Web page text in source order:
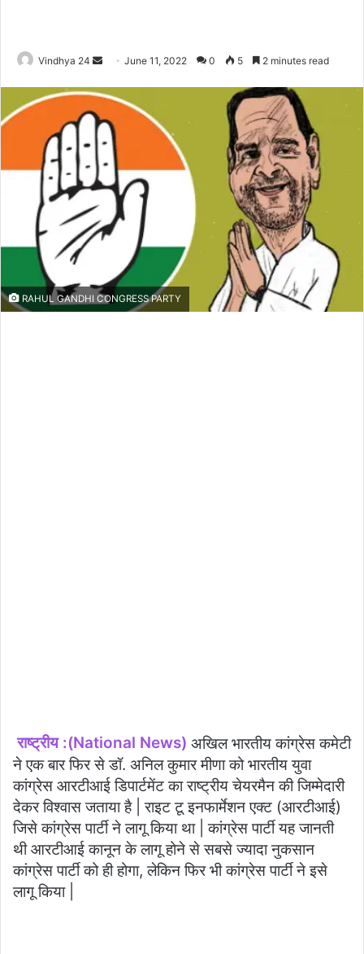
Vindhya 24
Send
email
June 11, 2022 0 5 2 minutes read
RAHUL GANDHI CONGRESS PARTY
राष्ट्रीय :(National News) अखिल भारतीय कांग्रेस कमेटी
ने एक बार फिर से डॉ. अनिल कुमार मीणा को भारतीय युवा
कांग्रेस आरटीआई डिपार्टमेंट का राष्ट्रीय चेयरमैन की जिम्मेदारी
देकर विश्वास जताया है | राइट टू इनफार्मेशन एक्ट (आरटीआई)
जिसे कांग्रेस पार्टी ने लागू किया था | कांग्रेस पार्टी यह जानती
थी आरटीआई कानून के लागू होने से सबसे ज्यादा नुकसान
कांग्रेस पार्टी को ही होगा, लेकिन फिर भी कांग्रेस पार्टी ने इसे
लागू किया |